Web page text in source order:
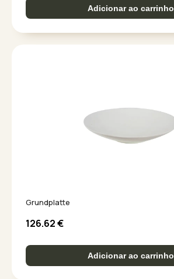
Adicionar ao carrinho
Grundplatte
126.62€
Adicionar ao carrinho